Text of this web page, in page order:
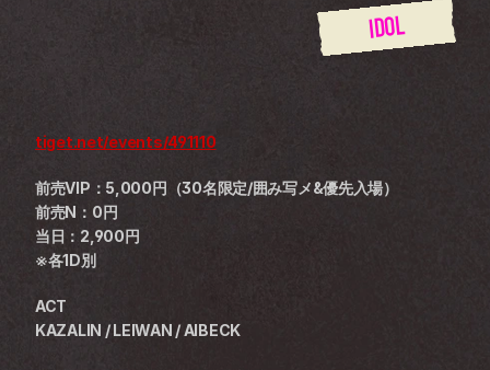
IDOL
tiget.net/events/491110
前売VIP：5,000円（30名限定/囲み写メ&優先入場）
前売N：0円
当日：2,900円
※各1D別
ACT
KAZALIN / LEIWAN / AIBECK